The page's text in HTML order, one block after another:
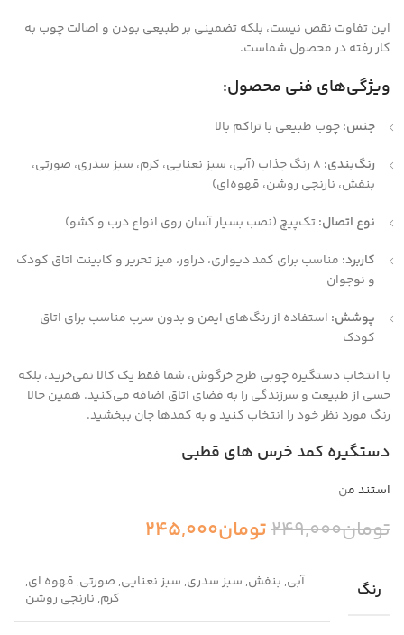
این تفاوت نقص نیست، بلکه تضمینی بر طبیعی بودن و اصالت چوب به
کار رفته در محصول شماست.
ویژگی‌های فنی محصول:
جنس:چوب طبیعی با تراکم بالا
رنگ‌بندی:
۸ رنگ جذاب (آبی، سبز نعنایی، کرم، سبز سدری، صورتی،
بنفش، نارنجی روشن، قهوه‌ای)
نوع اتصال:تک‌پیچ (نصب بسیار آسان روی انواع درب و کشو)
کاربرد: مناسب برای کمد دیواری، دراور، میز تحریر و کابینت اتاق کودک
و نوجوان
پوشش: استفاده از رنگ‌های ایمن و بدون سرب مناسب برای اتاق
کودک
با انتخاب دستگیره چوبی طرح خرگوش، شما فقط یک کالا نمی‌خرید، بلکه
حسی از طبیعت و سرزندگی را به فضای اتاق اضافه می‌کنید. همین حالا
رنگ مورد نظر خود را انتخاب کنید و به کمدها جان ببخشید.
دستگیره‌ کمد خرس های قطبی
استند من
تومان249,000تومان245,000
رنگ
آبی, بنفش, سبز سدری, سبز نعنایی, صورتی, قهوه ای,
کرم, نارنجی روشن